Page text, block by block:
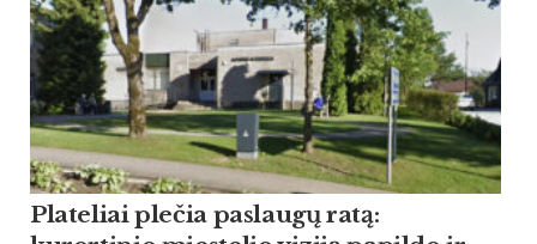
Plateliai plečia paslaugų ratą: